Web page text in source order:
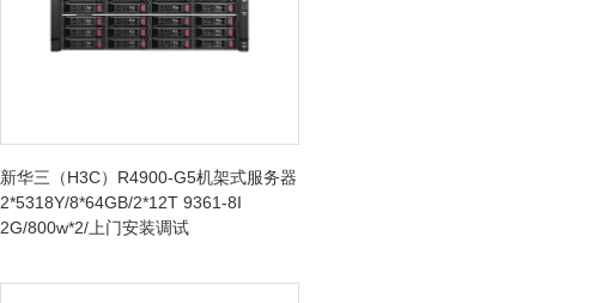
新华三（H3C）R4900-G5机架式服务器
2*5318Y/8*64GB/2*12T 9361-8I
2G/800w*2/上门安装调试